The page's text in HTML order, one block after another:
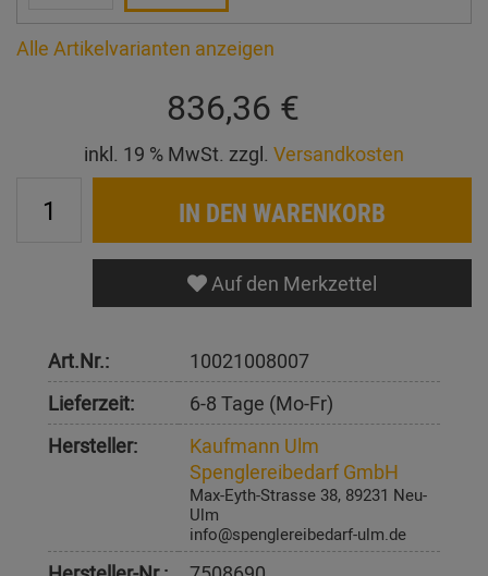
Alle Artikelvarianten anzeigen
836,36 €
inkl. 19 % MwSt. zzgl. Versandkosten
IN DEN WARENKORB
Auf den Merkzettel
Art.Nr.:
10021008007
Lieferzeit:
6-8 Tage (Mo-Fr)
Hersteller:
Kaufmann Ulm
Spenglereibedarf GmbH
Max-Eyth-Strasse 38, 89231 Neu-
Ulm
info@spenglereibedarf-ulm.de